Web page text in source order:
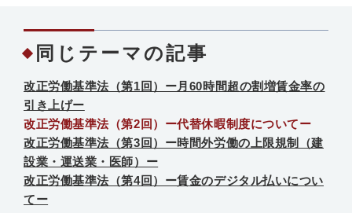
同じテーマの記事
改正労働基準法（第1回）ー月60時間超の割増賃金率の
引き上げー
改正労働基準法（第2回）ー代替休暇制度についてー
改正労働基準法（第3回）ー時間外労働の上限規制（建
設業・運送業・医師）ー
改正労働基準法（第4回）ー賃金のデジタル払いについ
てー